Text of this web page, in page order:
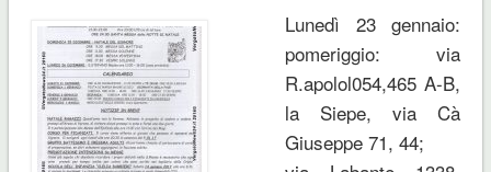
Lunedì 23 gennaio:
pomeriggio: via
R.apolol054,465 A-B,
la Siepe, via Cà
Giuseppe 71, 44;